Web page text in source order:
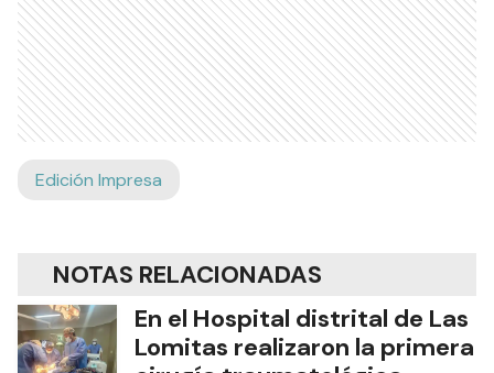
Edición Impresa
NOTAS RELACIONADAS
En el Hospital distrital de Las
Lomitas realizaron la primera